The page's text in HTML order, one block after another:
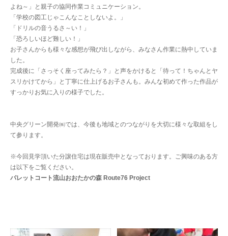
よね～」と親子の協同作業コミュニケーション。
「学校の図工じゃこんなことしないよ。」
「ドリルの音うるさ～い！」
「恐ろしいほど難しい！」
お子さんからも様々な感想が飛び出しながら、みなさん作業に熱中していま
した。
完成後に「さっそく座ってみたら？」と声をかけると「待って！ちゃんとヤ
スリかけてから」と丁寧に仕上げるお子さんも。みんな初めて作った作品が
すっかりお気に入りの様子でした。
中央グリーン開発㈱では、今後も地域とのつながりを大切に様々な取組をし
て参ります。
※今回見学頂いた分譲住宅は現在販売中となっております。ご興味のある方
は以下をご覧ください。
パレットコート流山おおたかの森 Route76 Project